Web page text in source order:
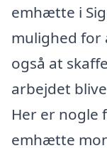
emhætte i
mulighed for
også at
arbejdet
Her er nogle
emhætte